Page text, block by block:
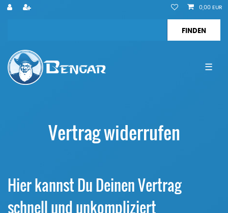
0,00 EUR
☰
Vertrag widerrufen
Hier kannst Du Deinen Vertrag
schnell und unkompliziert